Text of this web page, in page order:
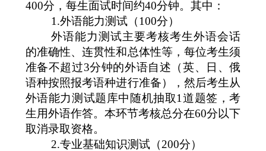
400分，每生面试时间约40分钟。其中：
1.外语能力测试（100分）
外语能力测试主要考核考生外语会话
的准确性、连贯性和总体性等，每位考生须
准备不超过3分钟的外语自述（英、日、俄
语种按照报考语种进行准备），然后考生从
外语能力测试题库中随机抽取1 道题签，考
生用外语作答。本环节考核总分在60分以下
取消录取资格。
2.专业基础知识测试（200分）